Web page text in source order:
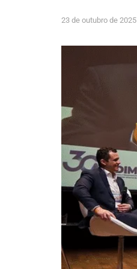
23 de outubro de 2025